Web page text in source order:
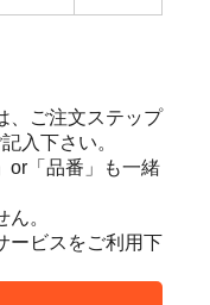
、ご注文ステップ
入下さい。
or「品番」も一緒
。
ービスをご利用下